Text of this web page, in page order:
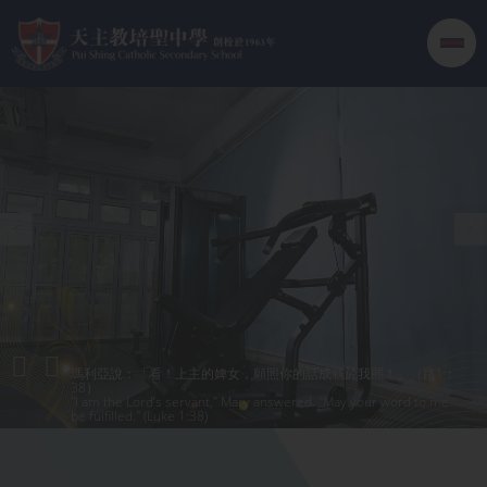
移至主內容
瑪利亞說：「看！上主的婢女，願照你的話成就於我罷！」（路1：
"I am the Lord’s servant," Mary answered. "May your word to me